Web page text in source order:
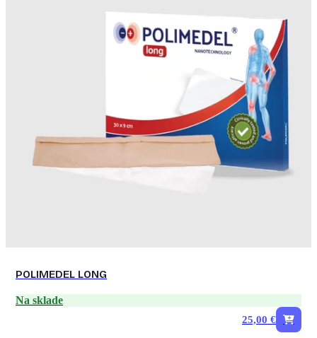
POLIMEDEL LONG
Na sklade
25,00 €